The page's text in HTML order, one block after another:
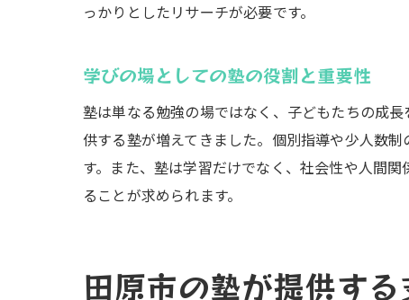
っかりとしたリサーチが必要です。
学びの場としての塾の役割と重要性
塾は単なる勉強の場ではなく、子どもたちの成
供する塾が増えてきました。個別指導や少人数
す。また、塾は学習だけでなく、社会性や人間
ることが求められます。
田原市の塾が提供す